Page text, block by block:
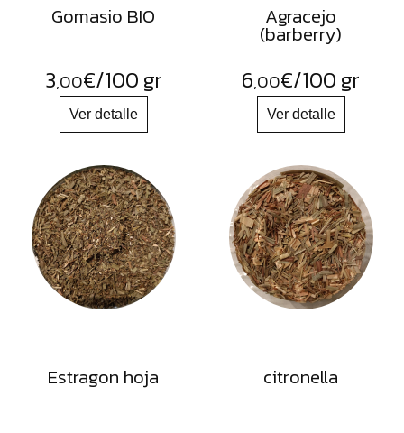
Gomasio BIO
3,00€/100 gr
Agracejo
(barberry)
6,00€/100 gr
Estragon hoja citronella